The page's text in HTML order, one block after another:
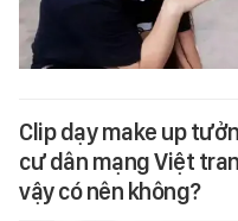
Clip dạy make up
cư dân mạng Việt
vậy có nên không?